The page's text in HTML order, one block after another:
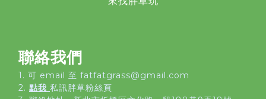
聯絡我們
1. 可 email 至 fatfatgrass@gmail.com
2. 點我 私訊胖草粉絲頁